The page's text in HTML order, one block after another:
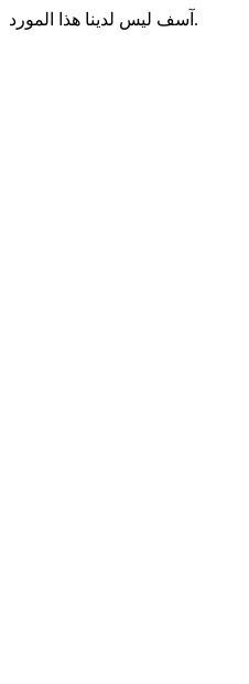
آسف ليس لدينا هذا المورد.